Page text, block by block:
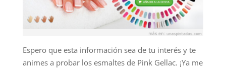
Espero que esta información sea de tu interés y te
animes a probar los esmaltes de Pink Gellac. ¡Ya me